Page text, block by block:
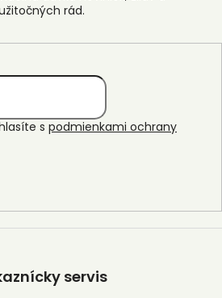
s podmienkami ochrany
servis